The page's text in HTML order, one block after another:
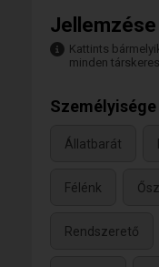
Jellemzése
Kattints
minden
Személyisége
Állatbarát
Félénk
Rendszerető